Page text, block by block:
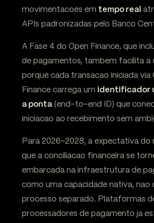
movimentacoes em tempo real
APIs padronizadas pelo Banco
A Fase 4 do Open Finance, que
de pagamentos, tambem facilita a
porque cada transacao iniciada via
Finance carrega um identificador
a ponta (end-to-end ID) que
iniciacao ao recebimento sem
Para 2026-2028, a expectativa do
que a conciliacao financeira se
embarcada na infraestrutura de
como uma capacidade nativa, nao
processo separado. Plataformas
processadores de pagamento ja